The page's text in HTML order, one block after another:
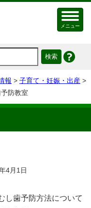
メニュー
報 > 子育て・妊娠・出産 >
防教室
4月1日
し歯予防方法について